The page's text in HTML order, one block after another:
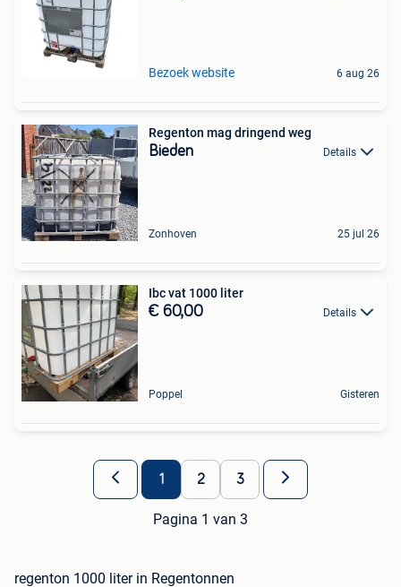
Bezoek website 6 aug 26
Regenton mag dringend weg
Bieden Details
Zonhoven 25 jul 26
Ibc vat 1000 liter
€ 60,00 Details
Poppel Gisteren
1 2 3
Pagina 1 van 3
regenton 1000 liter in Regentonnen